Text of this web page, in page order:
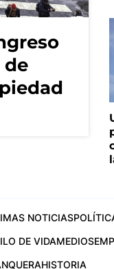
de
NOTICIAS
DE VIDAMEDIOS
HISTORIA